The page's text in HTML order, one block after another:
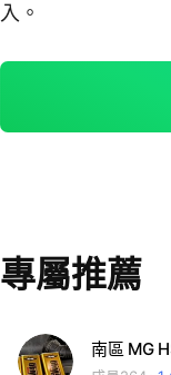
入。
專屬推薦
南區 MG